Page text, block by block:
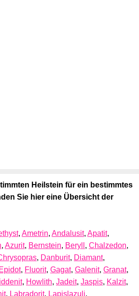
Heilstein für ein bestimmtes
Sie hier eine Übersicht der
, Ametrin, Andalusit, Apatit,
, Azurit, Bernstein, Beryll , Chalzedon,
, Danburit, Diamant,
Epidot, Fluorit, Gagat, Galenit, Granat,
, Howlith, Jadeit, Jaspis, Kalzit,
, Labradorit, Lapislazuli,